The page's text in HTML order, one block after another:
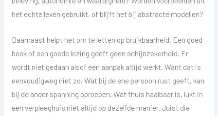
het echte leven gebruikt, of blijft het bij abstracte modellen?
Daarnaast helpt het om te letten op bruikbaarheid. Een goed
boek of een goede lezing geeft geen schijnzekerheid. Er
wordt niet gedaan alsof één aanpak altijd werkt. Want dat is
eenvoudigweg niet zo. Wat bij de ene persoon rust geeft, kan
bij de ander spanning oproepen. Wat thuis haalbaar is, lukt in
een verpleeghuis niet altijd op dezelfde manier. Juist die